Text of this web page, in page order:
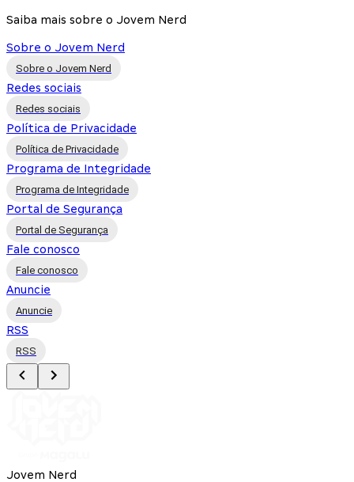
Saiba mais sobre o Jovem Nerd
Sobre o Jovem Nerd
Sobre o Jovem Nerd
Redes sociais
Redes sociais
Política de Privacidade
Política de Privacidade
Programa de Integridade
Programa de Integridade
Portal de Segurança
Portal de Segurança
Fale conosco
Fale conosco
Anuncie
Anuncie
RSS
RSS
Jovem Nerd